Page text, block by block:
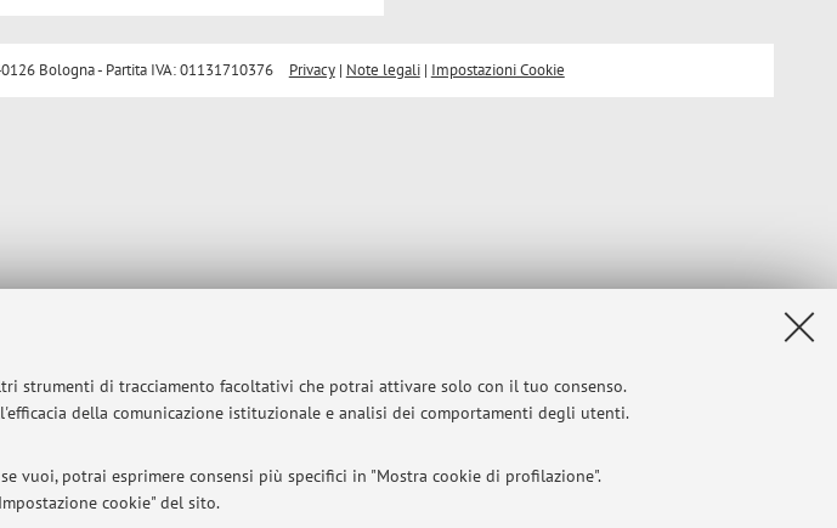
strumenti di tracciamento facoltativi che potrai attivare solo con il tuo consenso.
della comunicazione istituzionale e analisi dei comportamenti degli utenti.
vuoi, potrai esprimere consensi più specifici in "Mostra cookie di profilazione".
cookie" del sito.
Bologna - Partita IVA: 01131710376 Privacy| Note legali| Impostazioni Cookie